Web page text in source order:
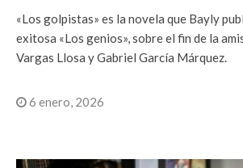
«Los golpistas» es la novela que Bayly
exitosa «Los genios», sobre el fin de la
Vargas Llosa y Gabriel García Márquez.
6 enero, 2026